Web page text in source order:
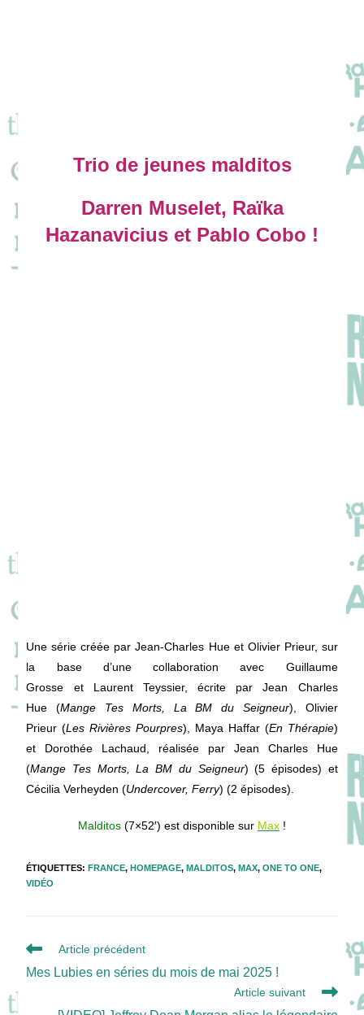
Trio de jeunes malditos
Darren Muselet, Raïka
Hazanavicius et Pablo Cobo !
Une série créée par Jean-Charles Hue et Olivier Prieur, sur
la base d’une collaboration avec Guillaume
Grosse et Laurent Teyssier, écrite par Jean Charles
Hue (Mange Tes Morts, La BM du Seigneur), Olivier
Prieur (Les Rivières Pourpres), Maya Haffar (En Thérapie)
et Dorothée Lachaud, réalisée par Jean Charles Hue
(Mange Tes Morts, La BM du Seigneur) (5 épisodes) et
Cécilia Verheyden (Undercover, Ferry) (2 épisodes).
Malditos (7×52′) est disponible sur Max !
ÉTIQUETTES:FRANCE, HOMEPAGE, MALDITOS, MAX, ONE TO ONE,
VIDÉO
Read
articles
Article précédent
Mes Lubies en séries du mois de mai 2025 !
Article suivant